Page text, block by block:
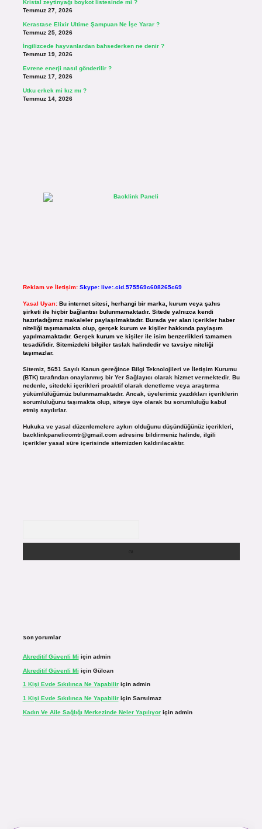
Kristal zeytinyağı boykot listesinde mi ?
Temmuz 27, 2026
Kerastase Elixir Ultime Şampuan Ne İşe Yarar ?
Temmuz 25, 2026
İngilizcede hayvanlardan bahsederken ne denir ?
Temmuz 19, 2026
Evrene enerji nasıl gönderilir ?
Temmuz 17, 2026
Utku erkek mi kız mı ?
Temmuz 14, 2026
Reklam ve İletişim: Skype: live:.cid.575569c608265c69
Yasal Uyarı: Bu internet sitesi, herhangi bir marka, kurum veya şahıs
şirketi ile hiçbir bağlantısı bulunmamaktadır. Sitede yalnızca kendi
hazırladığımız makaleler paylaşılmaktadır. Burada yer alan içerikler haber
niteliği taşımamakta olup, gerçek kurum ve kişiler hakkında paylaşım
yapılmamaktadır. Gerçek kurum ve kişiler ile isim benzerlikleri tamamen
tesadüfidir. Sitemizdeki bilgiler taslak halindedir ve tavsiye niteliği
taşımazlar.
Sitemiz, 5651 Sayılı Kanun gereğince Bilgi Teknolojileri ve İletişim Kurumu
(BTK) tarafından onaylanmış bir Yer Sağlayıcı olarak hizmet vermektedir. Bu
nedenle, sitedeki içerikleri proaktif olarak denetleme veya araştırma
yükümlülüğümüz bulunmamaktadır. Ancak, üyelerimiz yazdıkları içeriklerin
sorumluluğunu taşımakta olup, siteye üye olarak bu sorumluluğu kabul
etmiş sayılırlar.
Hukuka ve yasal düzenlemelere aykırı olduğunu düşündüğünüz içerikleri,
backlinkpanelicomtr@gmail.comadresine bildirmeniz halinde, ilgili
içerikler yasal süre içerisinde sitemizden kaldırılacaktır.
Son yorumlar
Akreditif Güvenli Mi için admin
Akreditif Güvenli Mi için Gülcan
1 Kişi Evde Sıkılınca Ne Yapabiliriçin admin
1 Kişi Evde Sıkılınca Ne Yapabiliriçin Sarsılmaz
Kadın Ve Aile Sağlığı Merkezinde Neler Yapılıyoriçin admin